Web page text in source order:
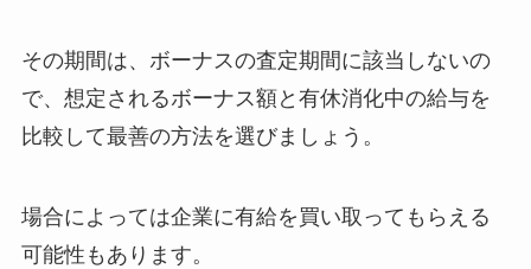
その期間は、ボーナスの査定期間に該当しないの
で、想定されるボーナス額と有休消化中の給与を
比較して最善の方法を選びましょう。
場合によっては企業に有給を買い取ってもらえる
可能性もあります。